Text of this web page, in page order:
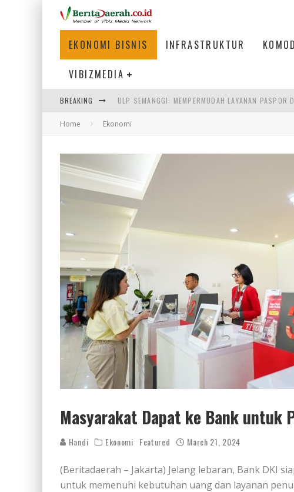
EKONOMI BISNIS INFRASTRUKTUR
VIBIZMEDIA
BREAKING
PERTUNJUKAN AIR MANCUR SPEKTAKULER DI PIK
Home Ekonomi
Masyarakat Dapat ke Bank untuk
Handi Ekonomi Featured March 21, 2024
(Beritadaerah – Jakarta) Jelang lebaran, Bank DKI
untuk memenuhi kebutuhan uang dan layanan